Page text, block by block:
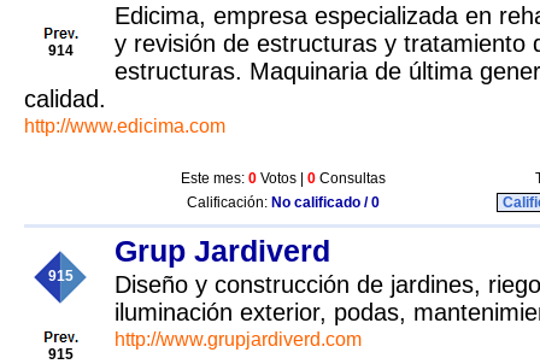
914
Edicima, empresa especializada en
y revisión de estructuras y tratamiento
estructuras. Maquinaria de última
calidad.
http://www.edicima.com
Este mes: 0 Votos | 0 Consultas
Calificación: No calificado / 0
915
915
Grup Jardiverd
Diseño y construcción de jardines,
iluminación exterior, podas,
http://www.grupjardiverd.com